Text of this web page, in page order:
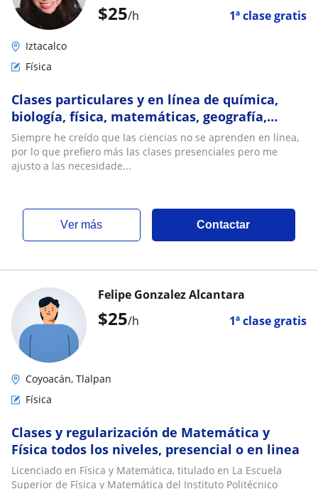
$25/h 1ª clase gratis
Iztacalco
Física
Clases particulares y en línea de química,
biología, física, matemáticas, geografía,
ciencias naturales y geología
Siempre he creído que las ciencias no se aprenden en línea,
por lo que prefiero más las clases presenciales pero me
ajusto a las necesidade...
ver más Contactar
$25/h 1ª clase gratis
Felipe Gonzalez Alcantara
Coyoacán, Tlalpan
Física
Clases y regularización de Matemática y
Física todos los niveles, presencial o en linea
Licenciado en Física y Matemática, titulado en La Escuela
Superior de Física y Matemática del Instituto Politécnico